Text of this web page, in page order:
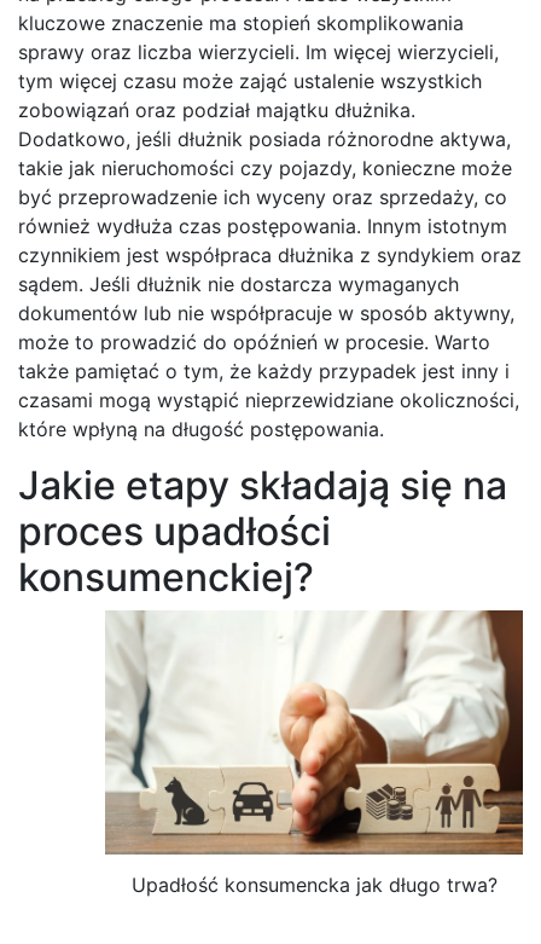
kluczowe znaczenie ma stopień skomplikowania
sprawy oraz liczba wierzycieli. Im więcej wierzycieli,
tym więcej czasu może zająć ustalenie wszystkich
zobowiązań oraz podział majątku dłużnika.
Dodatkowo, jeśli dłużnik posiada różnorodne aktywa,
takie jak nieruchomości czy pojazdy, konieczne może
być przeprowadzenie ich wyceny oraz sprzedaży, co
również wydłuża czas postępowania. Innym istotnym
czynnikiem jest współpraca dłużnika z syndykiem oraz
sądem. Jeśli dłużnik nie dostarcza wymaganych
dokumentów lub nie współpracuje w sposób aktywny,
może to prowadzić do opóźnień w procesie. Warto
także pamiętać o tym, że każdy przypadek jest inny i
czasami mogą wystąpić nieprzewidziane okoliczności,
które wpłyną na długość postępowania.
Jakie etapy składają się na
proces upadłości
konsumenckiej?
Upadłość konsumencka jak długo trwa?